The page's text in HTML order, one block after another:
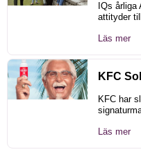
IQs
attityder
Läs mer
KFC
KFC har
Läs mer